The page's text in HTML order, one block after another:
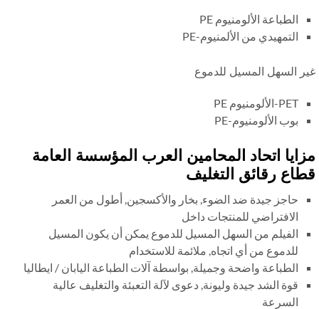
الطباعة الألومنيوم PE
التمهيدي من الألمنيوم-PE
السهل المسيل للدموع
PET-الألومنيوم PE
بوب الألومنيوم-PE
اتحاد المحامين العرب المؤسسة العامة
رقائق التغليف
حاجز جيدة ضد الضوء, بخار والأكسجين, أطول من العمر
الافتراضي للمنتجات داخل
الفيلم من السهل المسيل للدموع يمكن أن يكون المسيل
للدموع من أي اتجاه, ملائمة للاستخدام
الطباعة واضحة وجميلة, بواسطة آلات الطباعة اليابان / ايطاليا
قوة الشد جيدة وليونة, دعوى لآلة التعبئة والتغليف عالية
السرعة